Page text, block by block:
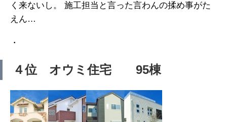
く来ないし。 施工担当と言った言わんの揉め事がた
えん…
・
４位 オウミ住宅 95棟